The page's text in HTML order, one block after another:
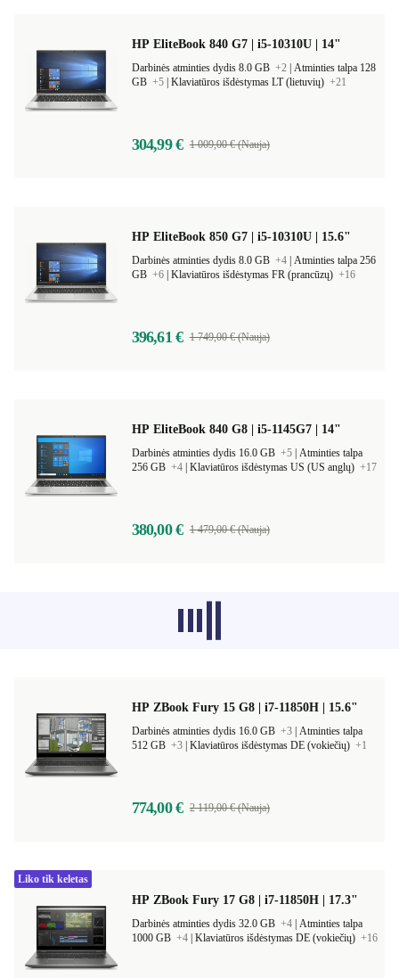
HP EliteBook 840 G7 | i5-10310U | 14"
Darbinės atminties dydis 8.0 GB +2 Atminties talpa 128
GB +5 Klaviatūros išdėstymas LT (lietuvių) +21
304,99 € 1 009,00 € (Nauja)
HP EliteBook 850 G7 | i5-10310U | 15.6"
Darbinės atminties dydis 8.0 GB +4 Atminties talpa 256
GB +6 Klaviatūros išdėstymas FR (prancūzų) +16
396,61 € 1 749,00 € (Nauja)
HP EliteBook 840 G8 | i5-1145G7 | 14"
Darbinės atminties dydis 16.0 GB +5 Atminties talpa
256 GB +4 Klaviatūros išdėstymas US (US anglų) +17
380,00 € 1 479,00 € (Nauja)
Atsiprašome, šiuo metu nepavyksta
įkelti rekomenduojamų produktų iš kitų
HP ZBook Fury 15 G8 | i7-11850H | 15.6"
HP ZBook Fury 17 G8 | i7-11850H | 17.3"
Liko tik keletas